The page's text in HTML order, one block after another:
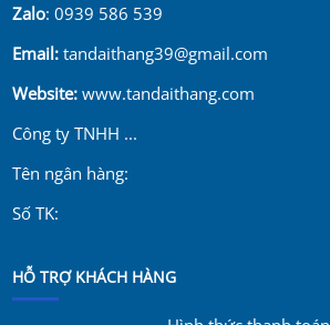
Zalo: 0939 586 539
Email:tandaithang39@gmail.com
Website:www.tandaithang.com
Công ty TNHH ...
Tên ngân hàng:
Số TK:
HỖ TRỢ KHÁCH HÀNG